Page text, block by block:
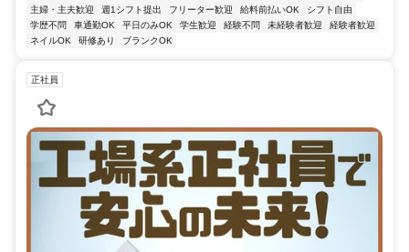
主婦・主夫歓迎
週1シフト提出 フリーター歓迎 給料前払いOK
シフト自由
学歴不問
車通勤OK 平日のみOK 学生歓迎 経験不問 未経験者歓迎
経験者歓迎
ネイルOK
研修あり ブランクOK
正社員